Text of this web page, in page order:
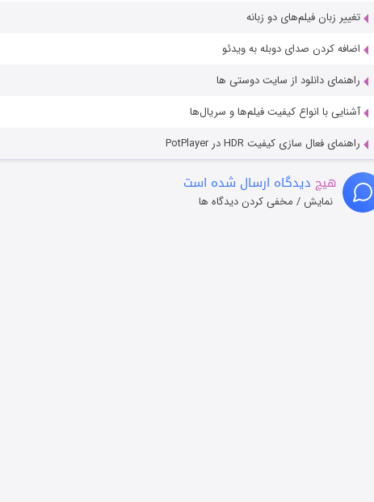
تغییر زبان فیلم‌های دو زبانه
اضافه کردن صدای دوبله به ویدئو
راهنمای دانلود از سایت دوستی ها
آشنایی با انواع کیفیت فیلم‌ها و سریال‌ها
راهنمای فعال سازی کیفیت HDR در PotPlayer
هیچ دیدگاه ارسال شده است
نمایش / مخفی کردن دیدگاه ها